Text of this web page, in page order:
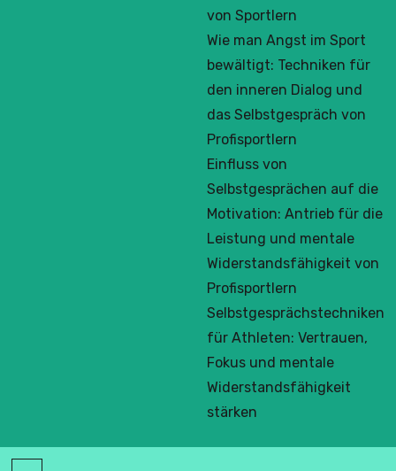
von Sportlern
Wie man Angst im Sport
bewältigt: Techniken für
den inneren Dialog und
das Selbstgespräch von
Profisportlern
Einfluss von
Selbstgesprächen auf die
Motivation: Antrieb für die
Leistung und mentale
Widerstandsfähigkeit von
Profisportlern
Selbstgesprächstechniken
für Athleten: Vertrauen,
Fokus und mentale
Widerstandsfähigkeit
stärken